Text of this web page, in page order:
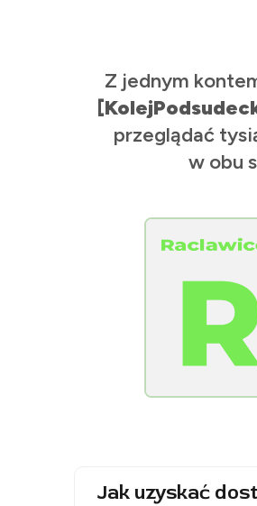
Z jednym
przeglądać
w obu
Jak uzyskać